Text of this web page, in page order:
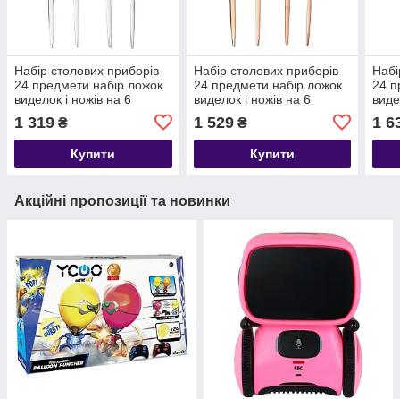
Набір столових приборів
24 предмети набір ложок
виделок і ножів на 6
персон Сріблястий HP-20-
42
1 319 ₴
Купити
Набір столових приборів
24 предмети набір ложок
виделок і ножів на 6
персон Бронзовий HP-20-
44
1 529₴
Купити
24
1
Акційні пропозиції та новинки